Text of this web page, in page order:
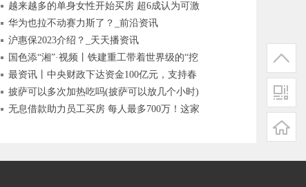
越来越多的单身女性开始买房 超6成认为可激
励自己|世界即时看
华为也拉不动赛力斯了？_前沿资讯
沪惠保2023介绍？_天天播资讯
国色添“湘”·视频丨铁建重工带着世界级的“挖
呀挖”来报到 天天热议
最资讯丨中央财政下达资金100亿元，支持春
耕生产—— “百亿补贴”送给种粮农民
披萨可以多次加热吃吗(披萨可以放几个小时)
无息借款助力员工买房 每人最多700万！这家